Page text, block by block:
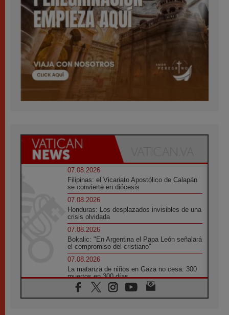
07.08.2026
Filipinas: el Vicariato Apostólico de Calapán
se convierte en diócesis
07.08.2026
Honduras: Los desplazados invisibles de una
crisis olvidada
07.08.2026
Bokalic: "En Argentina el Papa León señalará
el compromiso del cristiano"
07.08.2026
La matanza de niños en Gaza no cesa: 300
muertos en 300 días
07.08.2026
Tagle: La guerra desfigura el mundo, solo la